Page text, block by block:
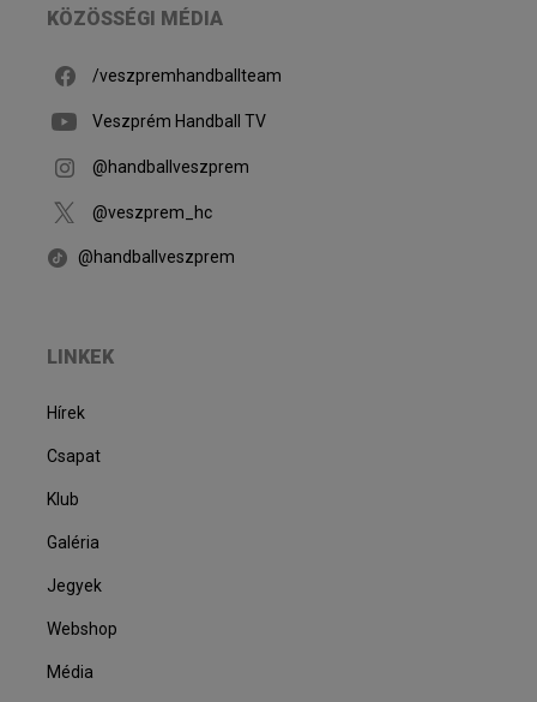
KÖZÖSSÉGI MÉDIA
/veszpremhandballteam
Veszprém Handball TV
@handballveszprem
@veszprem_hc
@handballveszprem
LINKEK
Hírek
Csapat
Klub
Galéria
Jegyek
Webshop
Média